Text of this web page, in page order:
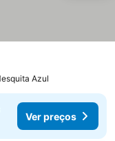
Azul
Ver preços